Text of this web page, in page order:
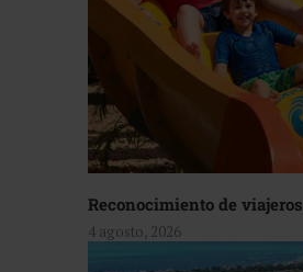
Reconocimiento de viajeros
4 agosto, 2026